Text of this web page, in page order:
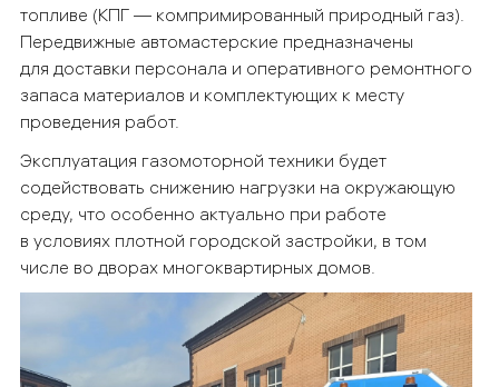
топливе (КПГ — компримированный природный газ).
Передвижные автомастерские предназначены
для доставки персонала и оперативного ремонтного
запаса материалов и комплектующих к месту
проведения работ.
Эксплуатация газомоторной техники будет
содействовать снижению нагрузки на окружающую
среду, что особенно актуально при работе
в условиях плотной городской застройки, в том
числе во дворах многоквартирных домов.